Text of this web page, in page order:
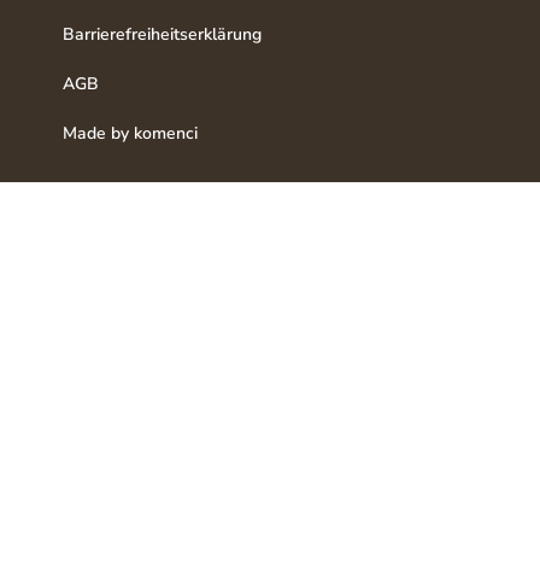
Barrierefreiheitserklärung
AGB
Made by komenci